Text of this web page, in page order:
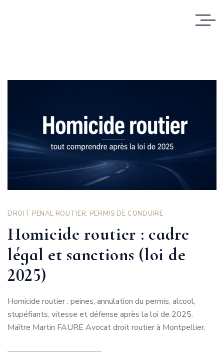
DROIT PENAL ROUTIER, PERMIS DE CONDUIRE
Homicide routier : cadre
légal et sanctions (loi de
2025)
Homicide routier : peines, annulation du permis, alcool,
stupéfiants, vitesse et défense après la loi de 2025.
Maître Martin FAURE Avocat droit routier à Montpellier.